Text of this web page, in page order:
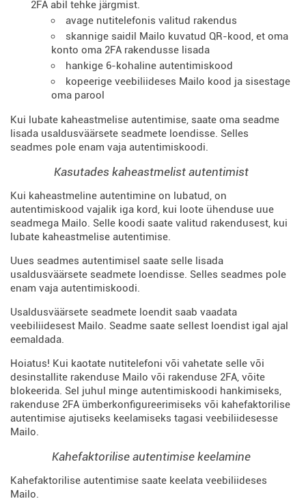
2FA abil tehke järgmist.
avage nutitelefonis valitud rakendus
skannige saidil Mailo kuvatud QR-kood, et oma
konto oma 2FA rakendusse lisada
hankige 6-kohaline autentimiskood
kopeerige veebiliideses Mailo kood ja sisestage
oma parool
Kui lubate kaheastmelise autentimise, saate oma seadme
lisada usaldusväärsete seadmete loendisse. Selles
seadmes pole enam vaja autentimiskoodi.
Kasutades kaheastmelist autentimist
Kui kaheastmeline autentimine on lubatud, on
autentimiskood vajalik iga kord, kui loote ühenduse uue
seadmega Mailo. Selle koodi saate valitud rakendusest, kui
lubate kaheastmelise autentimise.
Uues seadmes autentimisel saate selle lisada
usaldusväärsete seadmete loendisse. Selles seadmes pole
enam vaja autentimiskoodi.
Usaldusväärsete seadmete loendit saab vaadata
veebiliidesest Mailo. Seadme saate sellest loendist igal ajal
eemaldada.
Hoiatus! Kui kaotate nutitelefoni või vahetate selle või
desinstallite rakenduse Mailo või rakenduse 2FA, võite
blokeerida. Sel juhul minge autentimiskoodi hankimiseks,
rakenduse 2FA ümberkonfigureerimiseks või kahefaktorilise
autentimise ajutiseks keelamiseks tagasi veebiliidesesse
Mailo.
Kahefaktorilise autentimise keelamine
Kahefaktorilise autentimise saate keelata veebiliideses
Mailo.